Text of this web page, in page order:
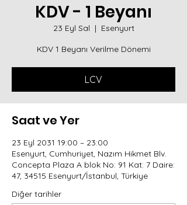
KDV - 1 Beyanı
23 Eyl Sal
  |
Esenyurt
KDV 1 Beyanı Verilme Dönemi
LCV
Saat ve Yer
23 Eyl 2031 19:00 – 23:00
Esenyurt, Cumhuriyet, Nazım Hikmet Blv.
Concepta Plaza A blok No: 91 Kat: 7 Daire:
47, 34515 Esenyurt/İstanbul, Türkiye
Diğer tarihler